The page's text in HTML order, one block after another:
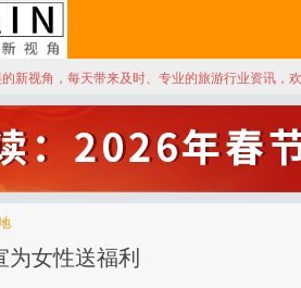
新视角，每天带来及时、专业的旅游行业资讯，
为女性送福利